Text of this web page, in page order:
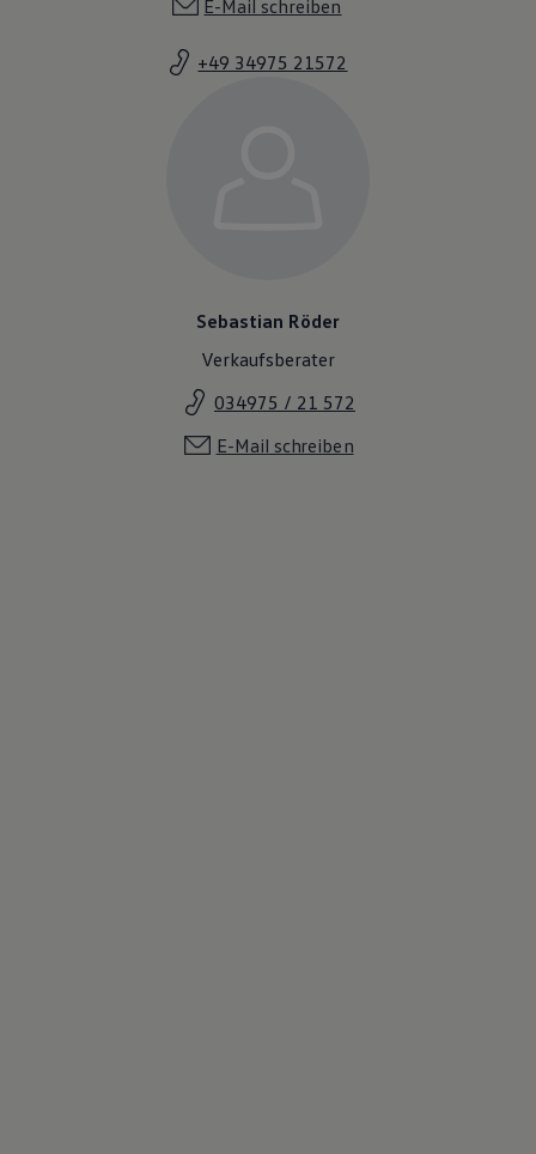
E-Mail schreiben
+49 34975 21572
Sebastian Röder
Verkaufsberater
034975 / 21 572
E-Mail schreiben